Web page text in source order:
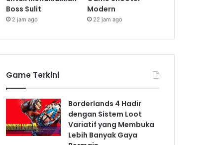
Boss Sulit
2 jam ago
Modern
22 jam ago
Game Terkini
Borderlands 4 Hadir
dengan Sistem Loot
Variatif yang Membuka
Lebih Banyak Gaya